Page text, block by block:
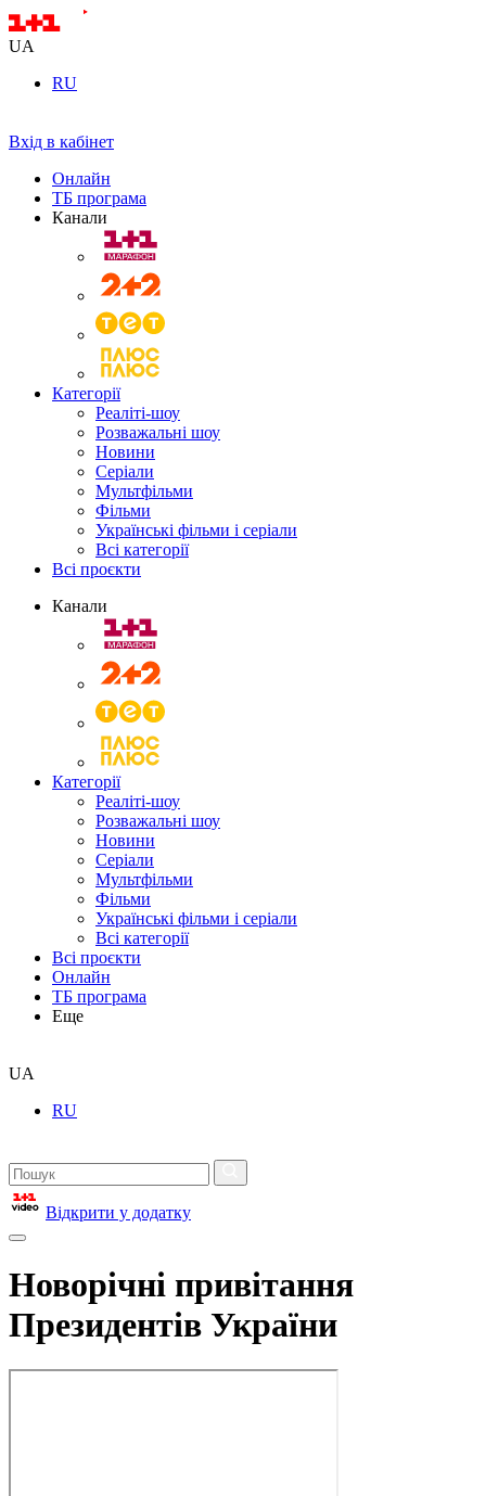
UA
RU
Вхід в кабінет
Онлайн
ТБ програма
Канали
Категорії
Реаліті-шоу
Розважальні шоу
Новини
Серіали
Мультфільми
Фільми
Українські фільми і серіали
Всі категорії
Всі проєкти
Канали
Категорії
Реаліті-шоу
Розважальні шоу
Новини
Серіали
Мультфільми
Фільми
Українські фільми і серіали
Всі категорії
Всі проєкти
Онлайн
ТБ програма
Еще
UA
RU
Відкрити у додатку
Новорічні привітання
Президентів України